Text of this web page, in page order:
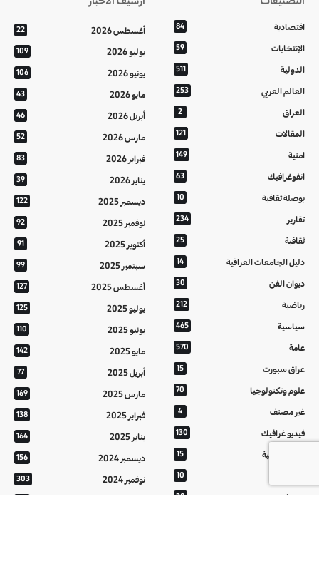
اقتصادية 84
الإنتخابات 59
الدولية 511
العالم العربي 253
العراق 2
المقالات 121
امنية 149
انفوغرافيك 63
بوصلة ثقافية 10
تقارير 234
ثقافية 25
دليل الجامعات العراقية 14
ديوان الفن 30
رياضية 212
سياسية 465
عامة 570
عراق سبورت 15
علوم وتكنولوجيا 70
غير مصنف 4
فيديو غرافيك 130
معالم عراقية 15
10
منوعات 20
أغسطس 2026 22
يوليو 2026 109
يونيو 2026 106
مايو 2026 43
أبريل 2026 46
مارس 2026 52
فبراير 2026 83
يناير 2026 39
ديسمبر 2025 122
نوفمبر 2025 92
أكتوبر 2025 91
سبتمبر 2025 99
أغسطس 2025 127
يوليو 2025 125
يونيو 2025 110
مايو 2025 142
أبريل 2025 77
مارس 2025 169
فبراير 2025 138
يناير 2025 164
ديسمبر 2024 156
نوفمبر 2024 303